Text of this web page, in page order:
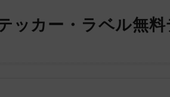
ッカー・ラベル無